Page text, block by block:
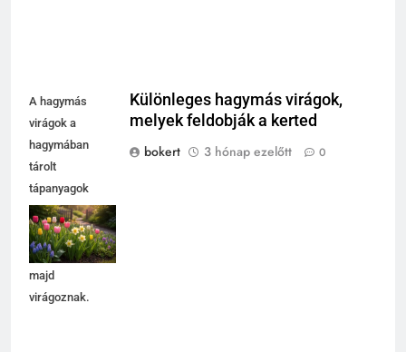
A hagymás
virágok a
hagymában
tárolt
tápanyagok
révén vészelik át
a nehéz
időszakokat,
majd
virágoznak.
Különleges hagymás virágok,
melyek feldobják a kerted
bokert
3 hónap ezelőtt 0
5